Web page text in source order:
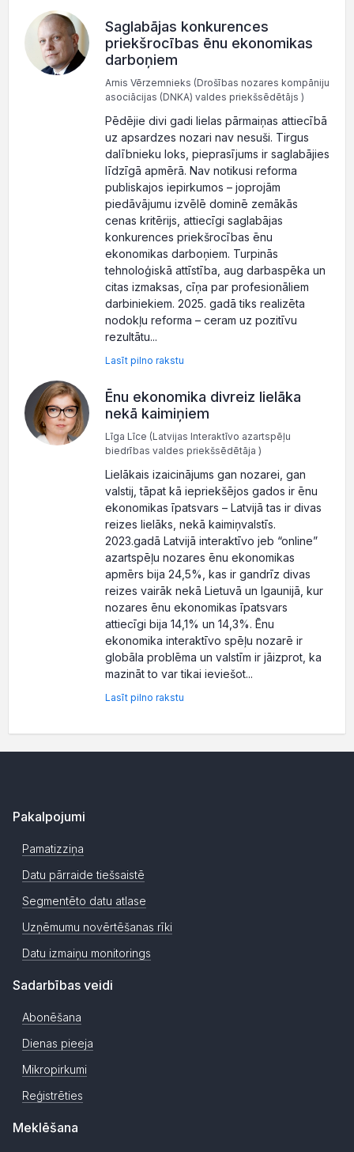
Saglabājas konkurences
priekšrocības ēnu ekonomikas
darboņiem
Arnis Vērzemnieks (Drošības nozares kompāniju
asociācijas (DNKA) valdes priekšsēdētājs )
Pēdējie divi gadi lielas pārmaiņas attiecībā
uz apsardzes nozari nav nesuši. Tirgus
dalībnieku loks, pieprasījums ir saglabājies
līdzīgā apmērā. Nav notikusi reforma
publiskajos iepirkumos – joprojām
piedāvājumu izvēlē dominē zemākās
cenas kritērijs, attiecīgi saglabājas
konkurences priekšrocības ēnu
ekonomikas darboņiem. Turpinās
tehnoloģiskā attīstība, aug darbaspēka un
citas izmaksas, cīņa par profesionāliem
darbiniekiem. 2025. gadā tiks realizēta
nodokļu reforma – ceram uz pozitīvu
rezultātu...
Lasīt pilno rakstu
Ēnu ekonomika divreiz lielāka
nekā kaimiņiem
Līga Līce (Latvijas Interaktīvo azartspēļu
biedrības valdes priekšsēdētāja )
Lielākais izaicinājums gan nozarei, gan
valstij, tāpat kā iepriekšējos gados ir ēnu
ekonomikas īpatsvars – Latvijā tas ir divas
reizes lielāks, nekā kaimiņvalstīs.
2023.gadā Latvijā interaktīvo jeb “online”
azartspēļu nozares ēnu ekonomikas
apmērs bija 24,5%, kas ir gandrīz divas
reizes vairāk nekā Lietuvā un Igaunijā, kur
nozares ēnu ekonomikas īpatsvars
attiecīgi bija 14,1% un 14,3%. Ēnu
ekonomika interaktīvo spēļu nozarē ir
globāla problēma un valstīm ir jāizprot, ka
mazināt to var tikai ieviešot...
Lasīt pilno rakstu
Pakalpojumi
Pamatizziņa
Datu pārraide tiešsaistē
Segmentēto datu atlase
Uzņēmumu novērtēšanas rīki
Datu izmaiņu monitorings
Sadarbības veidi
Abonēšana
Dienas pieeja
Mikropirkumi
Reģistrēties
Meklēšana